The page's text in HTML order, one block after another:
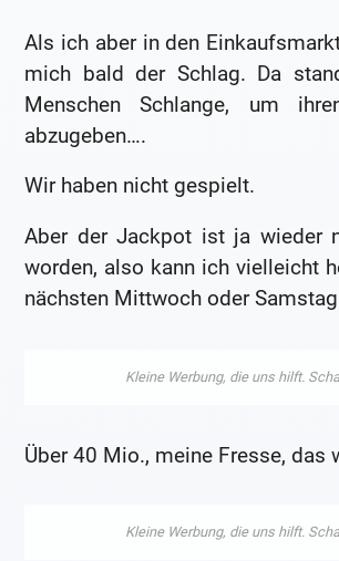
Als ich aber in den
mich bald der Schlag. Da
Menschen Schlange, um
abzugeben….
Wir haben nicht gespielt.
Aber der Jackpot ist ja wieder
worden, also kann ich vielleicht
nächsten Mittwoch oder
Über 40 Mio., meine Fresse, das